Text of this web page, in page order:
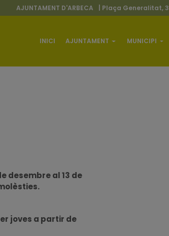
AJUNTAMENT D'ARBECA | Plaça Generalitat, 3
INICI AJUNTAMENT MUNICIPI
desembre al 13 de
joves a partir de